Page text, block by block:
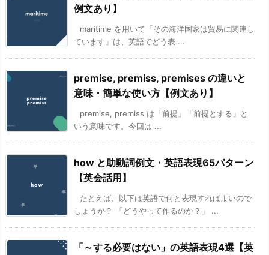
例文あり】
maritime を用いて「その海洋国家は貿易に関連し
ています」は、英語でどう表 ...
premise, premiss, premises の違いと
意味・簡単な使い方【例文あり】
premise, premiss は「前提」「前提とする」と
いう意味です。今回は ...
how と助動詞例文・英語表現65パターン
【英会話用】
たとえば、以下は英語で何と表現すればよいので
しょうか？ 「どうやって作るのか？」 ...
「～する必要はない」の英語表現4選【英